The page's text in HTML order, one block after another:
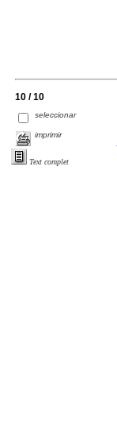
10 / 10
seleccionar
imprimir
Text complet